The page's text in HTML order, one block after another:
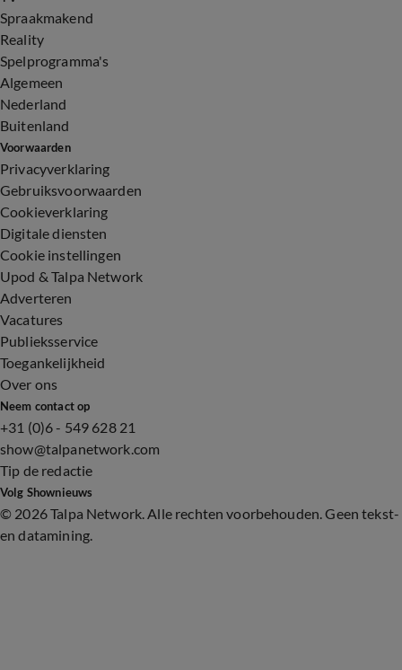
Spraakmakend
Reality
Spelprogramma's
Algemeen
Nederland
Buitenland
Voorwaarden
Privacyverklaring
Gebruiksvoorwaarden
Cookieverklaring
Digitale diensten
Cookie instellingen
Upod & Talpa Network
Adverteren
Vacatures
Publieksservice
Toegankelijkheid
Over ons
Neem contact op
+31 (0)6 - 549 628 21
show@talpanetwork.com
Tip de redactie
Volg Shownieuws
© 2026 Talpa Network. Alle rechten voorbehouden. Geen tekst-
en datamining.